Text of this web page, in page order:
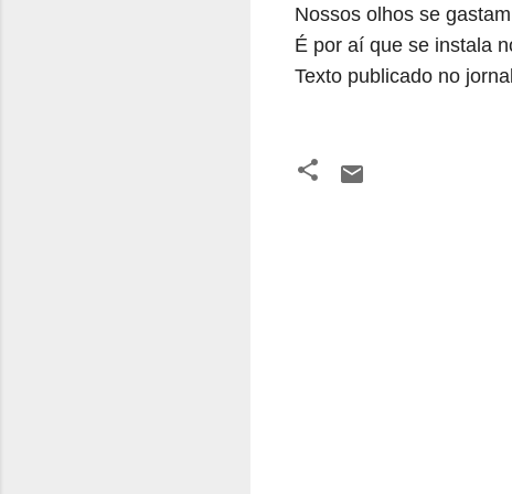
Nossos olhos se
É por aí que se instala
Texto publicado no